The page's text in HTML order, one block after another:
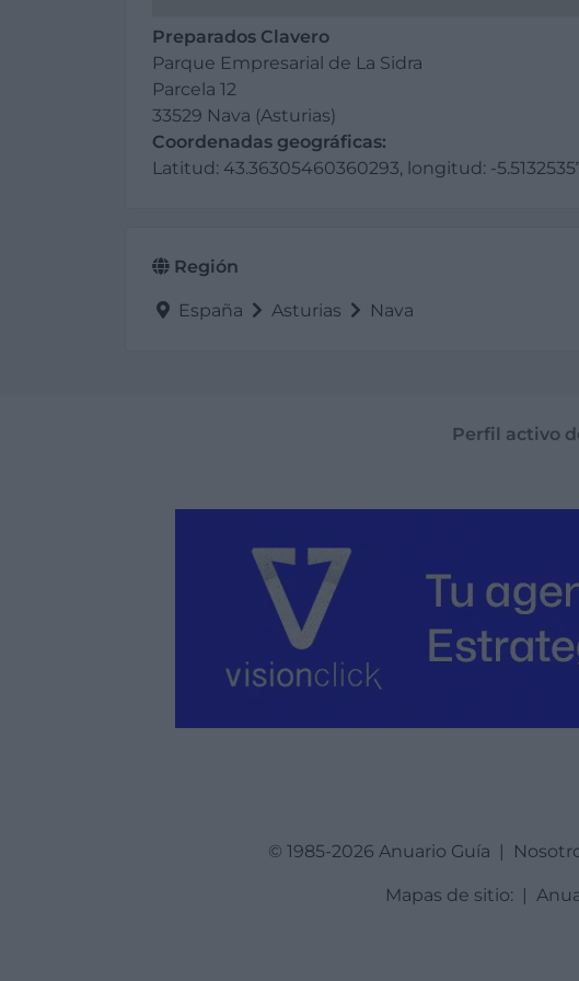
Preparados Clavero
Parque Empresarial de La Sidra
Parcela 12
33529 Nava (Asturias)
Coordenadas geográficas:
Latitud: 43.36305460360293, longitud: -
Región
España Asturias Nava
Perfil activo
© 1985-2026 Anuario Guía |
Mapas de sitio: |